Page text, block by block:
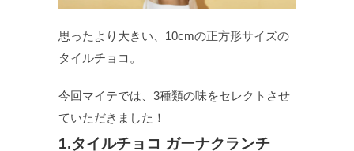
思ったより大きい、10cmの正方形サイズの
タイルチョコ。
今回マイテでは、3種類の味をセレクトさせ
ていただきました！
1.タイルチョコ ガーナクランチ